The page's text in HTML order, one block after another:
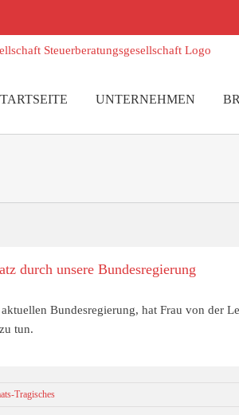
UNTERNEHMEN
durch unsere Bundesregierung
Bundesregierung, hat Frau von der
tun.
Tragisches